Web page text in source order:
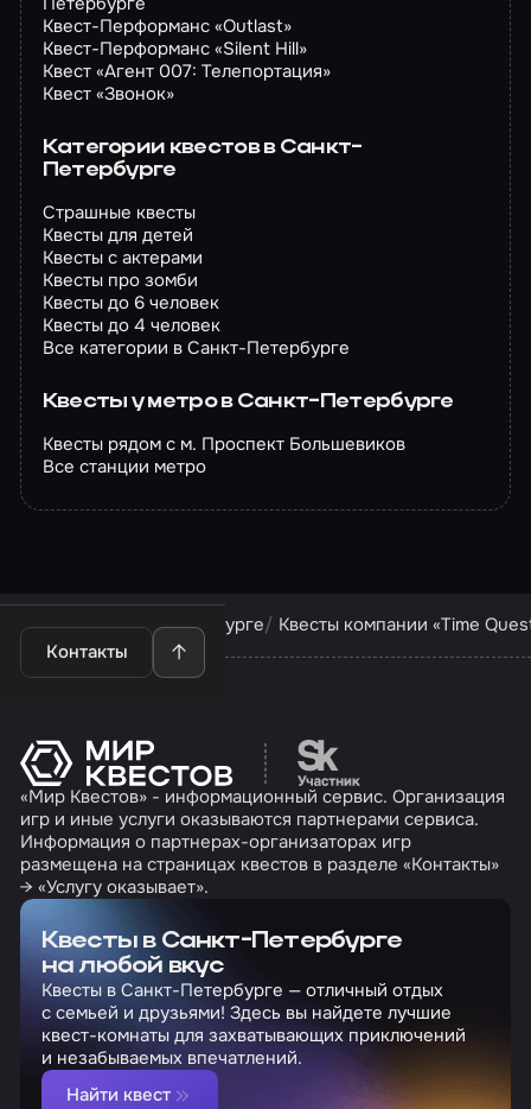
Квест-Перформанс «Outlast»
Квест-Перформанс «Silent Hill»
Квест «Агент 007: Телепортация»
Квест «Звонок»
Категории квестов в Санкт-
Петербурге
Страшные квесты
Квесты для детей
Квесты с актерами
Квесты про зомби
Квесты до 6 человек
Квесты до 4 человек
Все категории в Санкт-Петербурге
Квесты у метро в Санкт-Петербурге
Квесты рядом с м. Проспект Большевиков
Все станции метро
Контакты
Квесты в Санкт-Петербурге Квесты компании «Time
Перейти на сайт
«Мир Квестов» - информационный сервис. Организация
игр и иные услуги оказываются партнерами сервиса.
Информация о партнерах-организаторах игр
размещена на страницах квестов в разделе «Контакты»
→ «Услугу оказывает».
Квесты в Санкт-Петербурге
на любой вкус
Квесты в Санкт-Петербурге — отличный отдых
с семьей и друзьями! Здесь вы найдете лучшие
квест-комнаты для захватывающих приключений
и незабываемых впечатлений.
Найти квест